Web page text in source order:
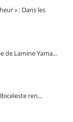
» : Dans les
de Lamine Yama…
ren…